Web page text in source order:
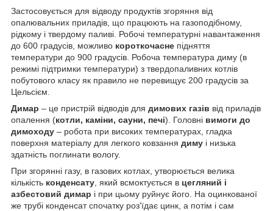
Застосовується для відводу продуктів згоряння від
опалювальних приладів, що працюють на газоподібному,
рідкому і твердому паливі. Робочі температурні навантаження
до 600 градусів, можливо короткочасне підняття
температури до 900 градусів. Робоча температура диму (в
режимі підтримки температури) з твердопаливних котлів
побутового класу як правило не перевищує 200 градусів за
Цельсієм.
Димар – це пристрій відводів для димових газів від приладів
опалення (котли, каміни, сауни, печі). Головні вимоги до
димоходу – робота при високих температурах, гладка
поверхня матеріалу для легкого ковзання диму і низька
здатність поглинати вологу.
При згорянні газу, в газових котлах, утворюється велика
кількість конденсату , який всмоктується в цегляний і
азбестовий димар і при цьому руйнує його. На оцинкованої
же трубі конденсат спочатку роз'їдає цинк, а потім і сам